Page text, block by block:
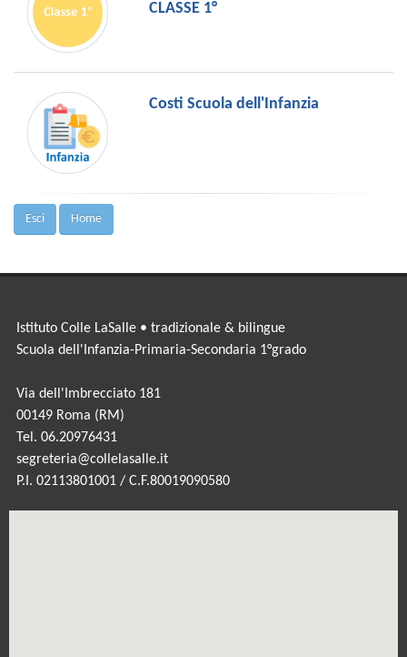
CLASSE 1°
Costi Scuola dell'Infanzia
Esci Home
Istituto Colle LaSalle • tradizionale & bilingue
Scuola dell'Infanzia-Primaria-Secondaria 1°grado
Via dell'Imbrecciato 181
00149 Roma (RM)
Tel. 06.20976431
segreteria@collelasalle.it
P.I. 02113801001 / C.F.80019090580